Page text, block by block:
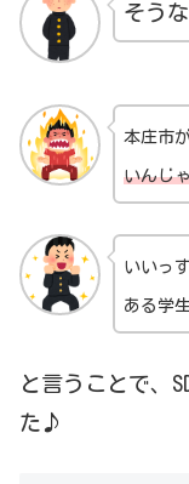
そう
本庄市
いんじ
いいっ
ある学
と言うことで、
た♪